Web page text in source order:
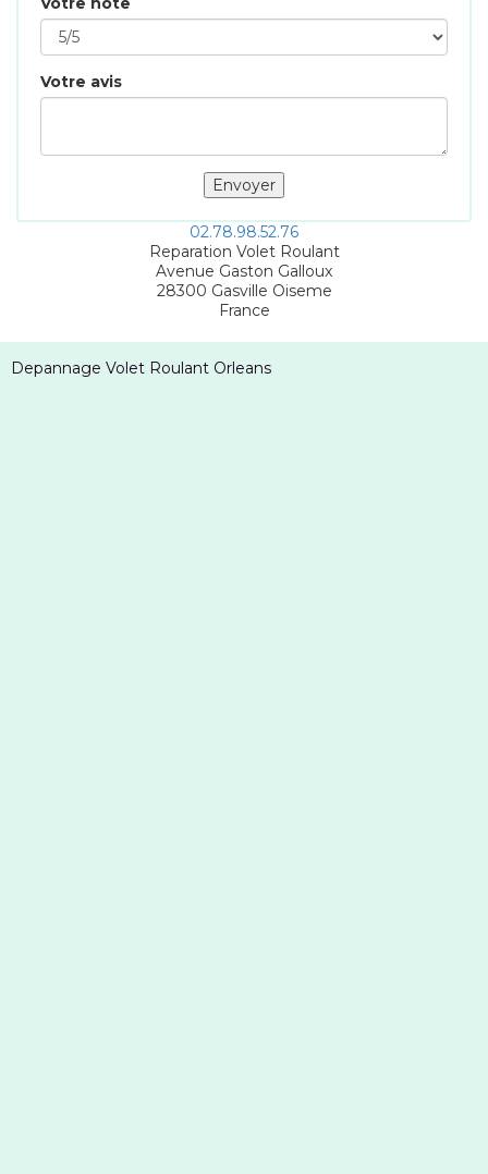
Votre avis
02.78.98.52.76
Reparation Volet Roulant
Avenue Gaston Galloux
28300 Gasville Oiseme
France
Depannage Volet Roulant Orleans